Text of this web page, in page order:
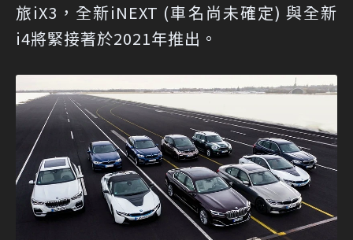
旅iX3，全新iNEXT (車名尚未確定) 與全新
i4將緊接著於2021年推出。